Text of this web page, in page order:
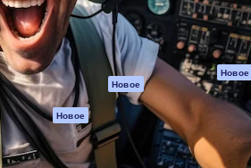
Генератор голоса
на основе ИИ
Стоковый контент
MCP для
Claude/ChatGPT
Новое
Агенты Новое
API
Мобильное
положения
Политика
Оригиналы Новое
Политика файлов
cookie
Центр доверия
Партнеры